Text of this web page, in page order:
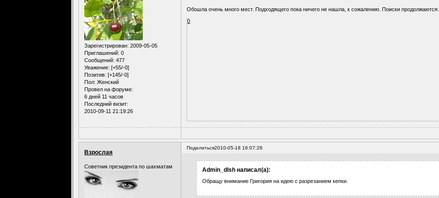
Зарегистрирован: 2009-05-05
Приглашений: 0
Сообщений: 477
Уважение: [+55/-0]
Позитив: [+145/-0]
Пол: Женский
Провел на форуме:
6 дней 11 часов
Последний визит:
2010-09-11 21:19:26
Обошла очень много мест. Подходящего пока ничего не нашла, к сожалению. Поиски продолжаются.
0
Поделиться2010-05-18 16:07:26
Взрослая
Советник президента по шахматам Admin_dlsh написал(а):
Обращу внимание Григория на идею с разрезанием кепки.